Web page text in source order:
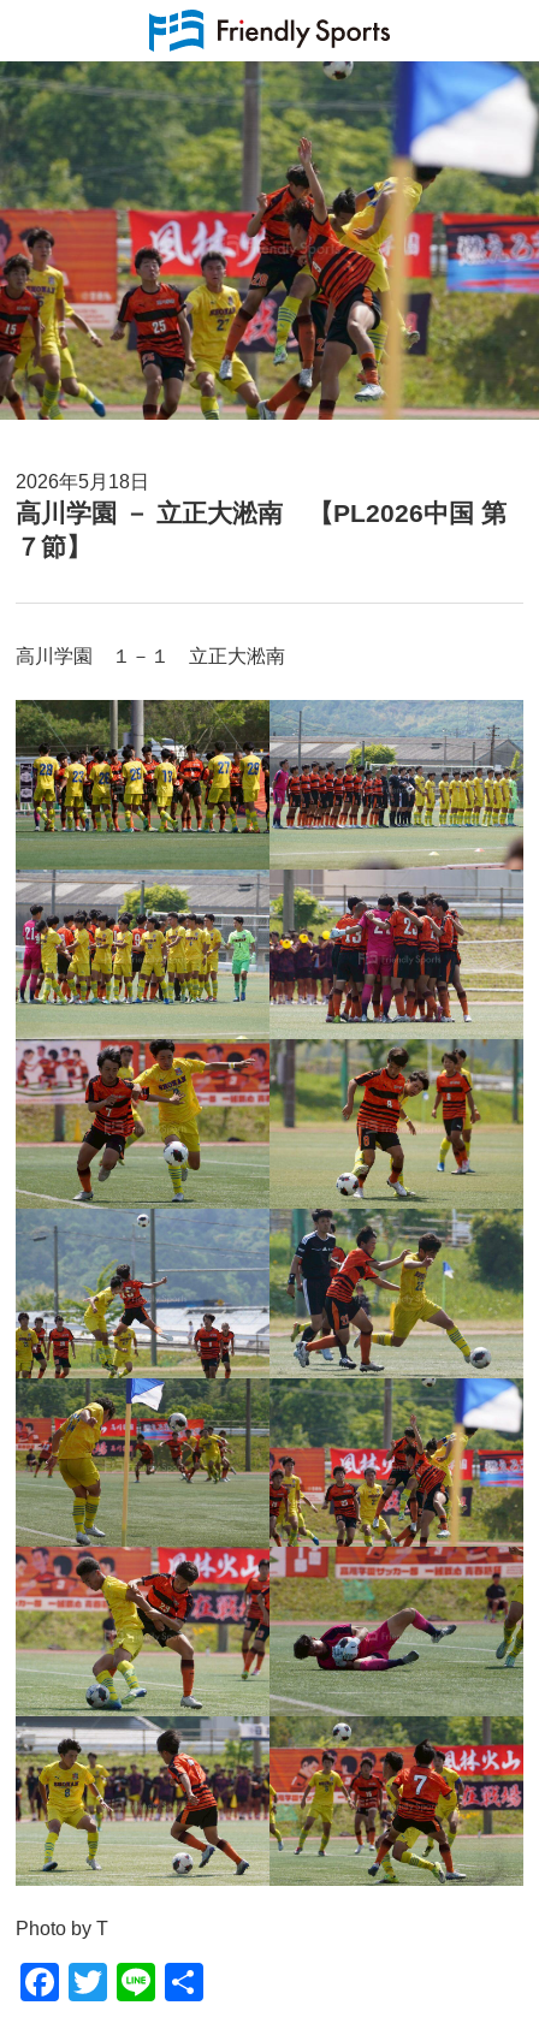
2026年5月18日
高川学園 － 立正大淞南 【PL2026中国 第
７節】
高川学園 １－１ 立正大淞南
Photo by T
F
T
Li